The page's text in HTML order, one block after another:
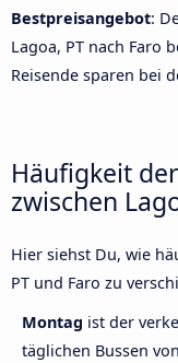
Bestpreisangebot:
Lagoa, PT nach Faro
Reisende sparen bei
Häufigkeit
zwischen
Hier siehst Du, wie
PT und Faro zu
Montag ist der
täglichen Bussen